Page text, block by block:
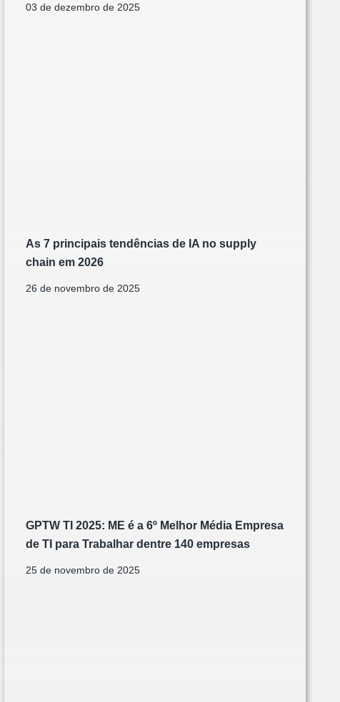
03 de dezembro de 2025
As 7 principais tendências de IA no supply
chain em 2026
26 de novembro de 2025
GPTW TI 2025: ME é a 6º Melhor Média Empresa
de TI para Trabalhar dentre 140 empresas
25 de novembro de 2025